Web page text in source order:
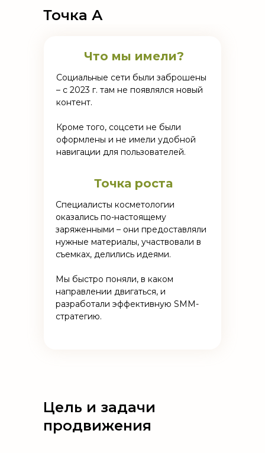
Точка А
Что мы имели?
Социальные сети были заброшены
– с 2023 г. там не появлялся новый
контент.
Кроме того, соцсети не были
оформлены и не имели удобной
навигации для пользователей.
Специалисты косметологии
оказались по-настоящему
заряженными – они предоставляли
нужные материалы, участвовали в
съемках, делились идеями.
Мы быстро поняли, в каком
направлении двигаться, и
разработали эффективную SMM-
стратегию.
Точка роста
Цель и задачи
продвижения